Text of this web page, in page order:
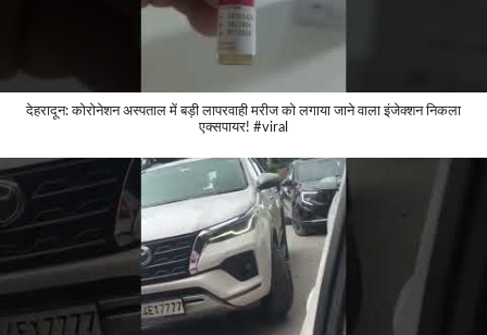
देहरादून: कोरोनेशन अस्पताल में बड़ी लापरवाही मरीज को लगाया जाने वाला इंजेक्शन निकला
एक्सपायर! #viral